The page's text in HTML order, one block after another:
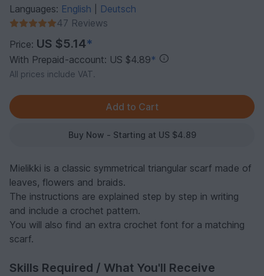
Languages: English
Deutsch
47 Reviews
Price: US $5.14*
With Prepaid-account: US $4.89*
All prices include VAT.
Buy Now - Starting at US $4.89
Mielikki is a classic symmetrical triangular scarf made of
leaves, flowers and braids.
The instructions are explained step by step in writing
and include a crochet pattern.
You will also find an extra crochet font for a matching
scarf.
Skills Required / What You'll Receive